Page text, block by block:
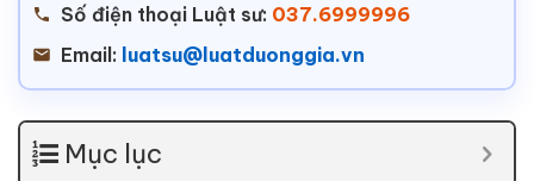
Số điện thoại Luật sư: 037.6999996
Email: luatsu@luatduonggia.vn
Mục lục